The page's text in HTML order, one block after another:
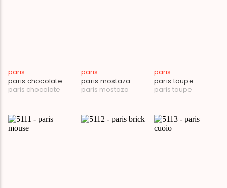
paris
paris chocolate
paris chocolate
paris
paris mostaza
paris mostaza
paris
paris taupe
paris taupe